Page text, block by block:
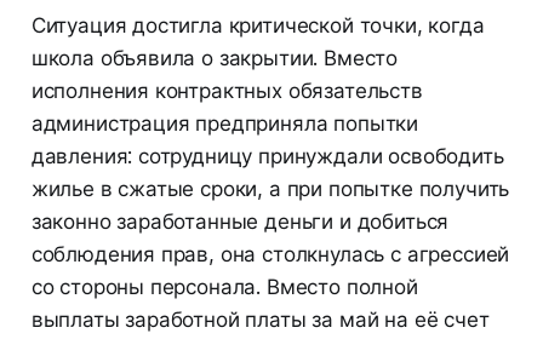
Ситуация достигла критической точки, когда
школа объявила о закрытии. Вместо
исполнения контрактных обязательств
администрация предприняла попытки
давления: сотрудницу принуждали освободить
жилье в сжатые сроки, а при попытке получить
законно заработанные деньги и добиться
соблюдения прав, она столкнулась с агрессией
со стороны персонала. Вместо полной
выплаты заработной платы за май на её счет